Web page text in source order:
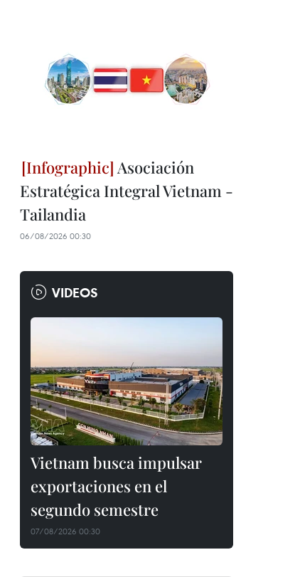
Asociación
Estratégica Integral Vietnam -
Tailandia
06/08/2026 00:30
VIDEOS
Vietnam busca impulsar
exportaciones en el
segundo semestre
07/08/2026 00:30